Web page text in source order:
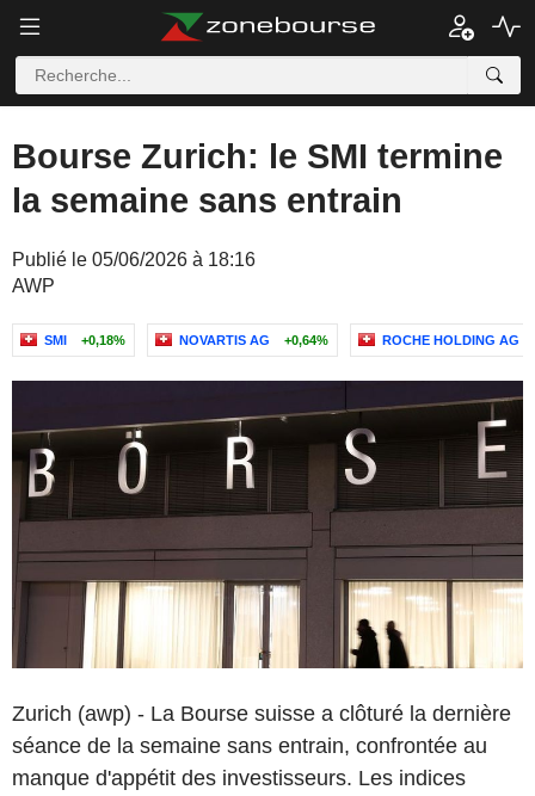
Bourse Zurich: le SMI termine
la semaine sans entrain
Publié le 05/06/2026 à 18:16
AWP
SMI +0,18% NOVARTIS AG +0,64% ROCHE HOLDING AG
Zurich (awp) - La Bourse suisse a clôturé la dernière
séance de la semaine sans entrain, confrontée au
manque d'appétit des investisseurs. Les indices